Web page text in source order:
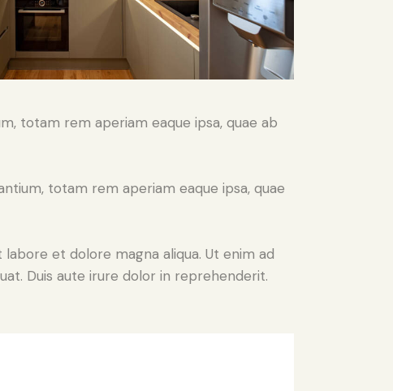
totam rem aperiam eaque ipsa, quae ab
totam rem aperiam eaque ipsa, quae
et dolore magna aliqua. Ut enim ad
Duis aute irure dolor in reprehenderit.